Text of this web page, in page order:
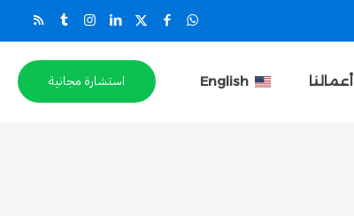
أعمالنا English استشارة مجانية